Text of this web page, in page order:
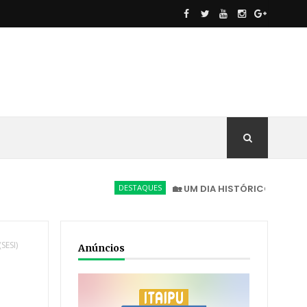
🏡 UM DIA HISTÓRICO PARA NOVA
Anúncios